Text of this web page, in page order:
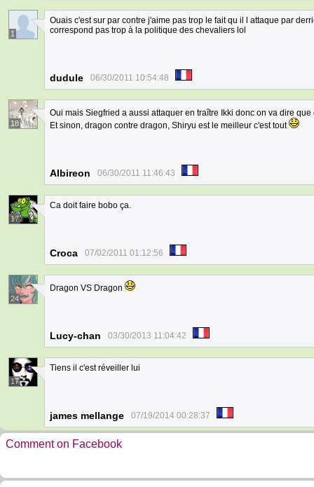
1
Ouais c'est sur par contre j'aime pas trop le fait qu il l attaque par
correspond pas trop à la politique des chevaliers lol
dudule 06/30/2011 10:54:48
18
Oui mais Siegfried a aussi attaquer en traître Ikki donc on va dire
Et sinon, dragon contre dragon, Shiryu est le meilleur c'est tout
Albireon 06/30/2011 11:46:43
17
Ca doit faire bobo ça.
Croca 07/02/2011 01:12:56
24
Dragon VS Dragon
Lucy-chan 03/30/2013 11:04:42
17
Tiens il c'est réveiller lui
james mellange 07/19/2014 00:28:37
Comment on Facebook